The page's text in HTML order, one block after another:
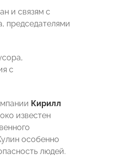
и связям с
председателями
с
Кирилл
известен
особенно
людей.